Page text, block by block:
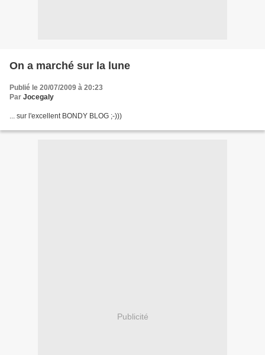
On a marché sur la lune
Publié le 20/07/2009 à 20:23
Par Jocegaly
... sur l'excellent BONDY BLOG ;-)))
Publicité